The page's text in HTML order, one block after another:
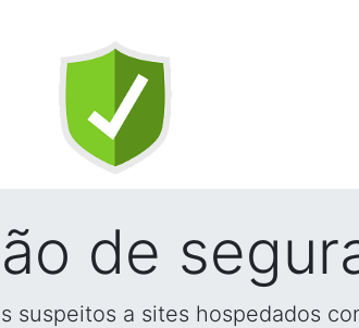
de
suspeitos a sites hospedados